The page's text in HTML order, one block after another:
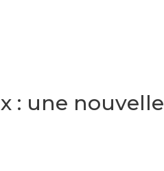
: une nouvelle